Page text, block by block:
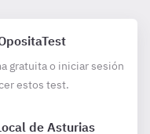
gratuita o iniciar sesión
estos test.
de Asturias